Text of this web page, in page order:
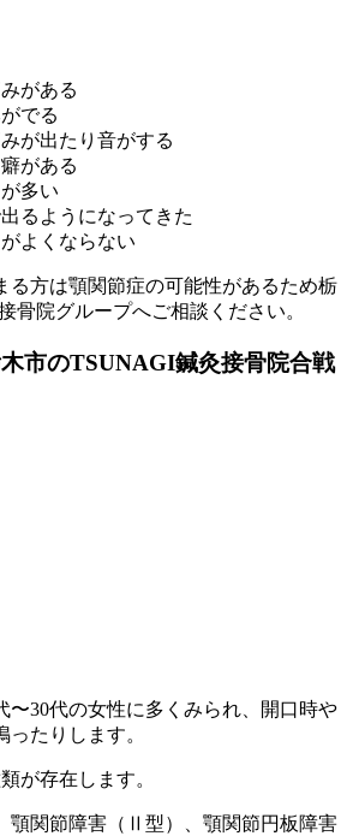
がある
でる
が出たり音がする
がある
多い
るようになってきた
よくならない
る方は顎関節症の可能性があるため栃
骨院グループへご相談ください。
市のTSUNAGI鍼灸接骨院合戦
〜30代の女性に多くみられ、開口時や
たりします。
が存在します。
顎関節障害（Ⅱ型）、顎関節円板障害